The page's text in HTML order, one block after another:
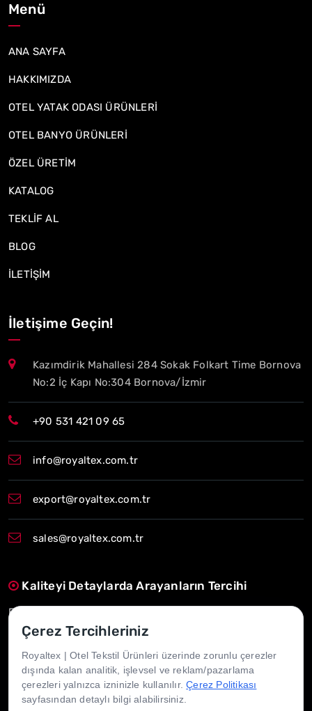
Menü
ANA SAYFA
HAKKIMIZDA
OTEL YATAK ODASI ÜRÜNLERİ
OTEL BANYO ÜRÜNLERİ
ÖZEL ÜRETİM
KATALOG
TEKLİF AL
BLOG
İLETİŞİM
İletişime Geçin!
Kazımdirik Mahallesi 284 Sokak Folkart Time Bornova
No:2 İç Kapı No:304 Bornova/İzmir
+90 531 421 09 65
info@royaltex.com.tr
export@royaltex.com.tr
sales@royaltex.com.tr
Kaliteyi Detaylarda Arayanların Tercihi
Estetik, konfor ve dayanıklılığı bir araya getiriyoruz.
Zamanında Teslim, Uzun Süreli Güven
İhtiyacınız olan her an, yanınızdayız.
Her Otele Uygun, Her İhtiyaca Özel
Çerez Tercihleriniz
Royaltex | Otel Tekstil Ürünleri üzerinde zorunlu çerezler
dışında kalan analitik, işlevsel ve reklam/pazarlama
çerezleri yalnızca izninizle kullanılır.Çerez Politikası
sayfasından detaylı bilgi alabilirsiniz.